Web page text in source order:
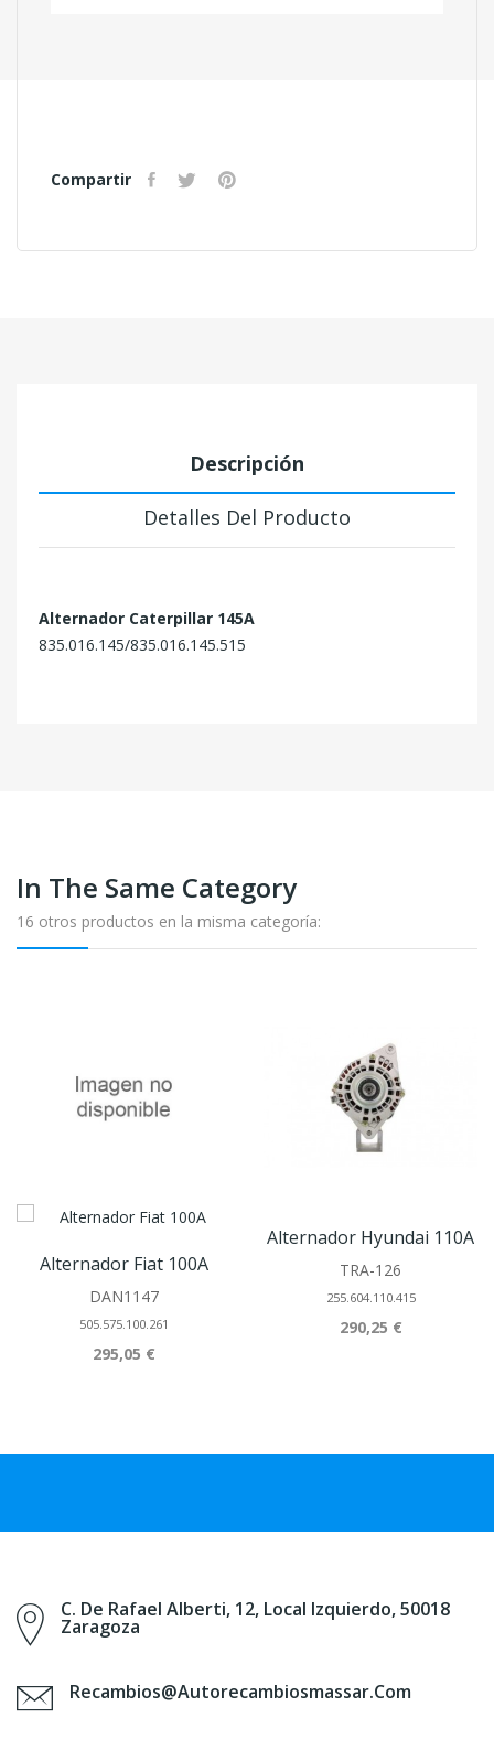
Compartir
Descripción
Detalles Del Producto
Alternador Caterpillar 145A
835.016.145/835.016.145.515
In The Same Category
16 otros productos en la misma categoría:
Alternador Fiat 100A
DAN1147
505.575.100.261
295,05 €
Alternador Hyundai 110A
TRA-126
255.604.110.415
290,25 €
C. De Rafael Alberti, 12, Local Izquierdo, 50018
Zaragoza
Recambios@autorecambiosmassar.com